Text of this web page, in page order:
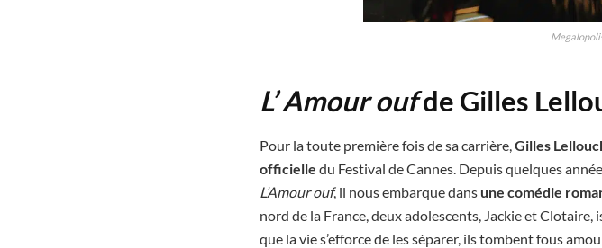
L’ Amour oufde Gilles
Pour la toute première fois de sa carrière,Gilles
officielle du Festival de Cannes. Depuis quelques
L’Amour ouf, il nous embarque dans une comédie
nord de la France, deux adolescents, Jackie et
que la vie s’efforce de les séparer, ils tombent fous